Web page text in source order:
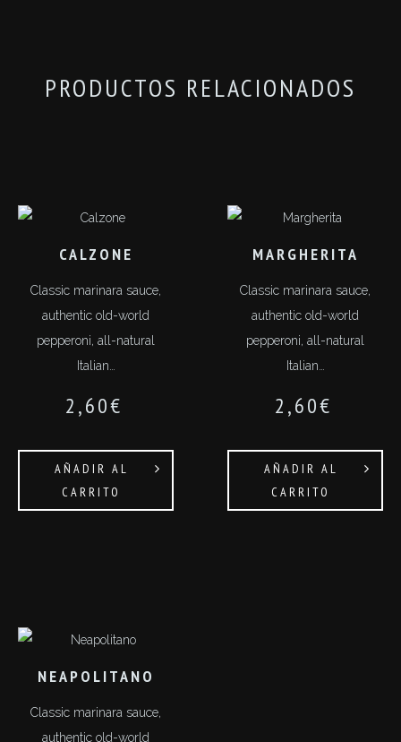
PRODUCTOS RELACIONADOS
CALZONE
Classic marinara sauce,
authentic old-world
pepperoni, all-natural
Italian…
2,60€
AÑADIR AL
CARRITO
MARGHERITA
Classic marinara sauce,
authentic old-world
pepperoni, all-natural
Italian…
2,60€
AÑADIR AL
CARRITO
NEAPOLITANO
Classic marinara sauce,
authentic old-world